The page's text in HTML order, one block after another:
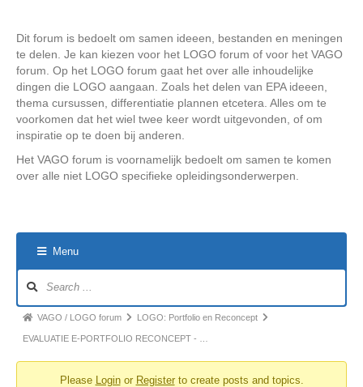
Dit forum is bedoelt om samen ideeen, bestanden en meningen
te delen. Je kan kiezen voor het LOGO forum of voor het VAGO
forum. Op het LOGO forum gaat het over alle inhoudelijke
dingen die LOGO aangaan. Zoals het delen van EPA ideeen,
thema cursussen, differentiatie plannen etcetera. Alles om te
voorkomen dat het wiel twee keer wordt uitgevonden, of om
inspiratie op te doen bij anderen.
Het VAGO forum is voornamelijk bedoelt om samen te komen
over alle niet LOGO specifieke opleidingsonderwerpen.
Menu
Navigation
Forum
breadcrumbs
VAGO / LOGO forum LOGO: Portfolio en Reconcept
EVALUATIE E-PORTFOLIO RECONCEPT - …
Please Loginor Registerto create posts and topics.